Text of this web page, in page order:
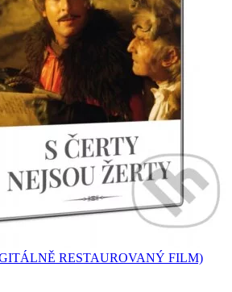
RESTAUROVANÝ FILM)